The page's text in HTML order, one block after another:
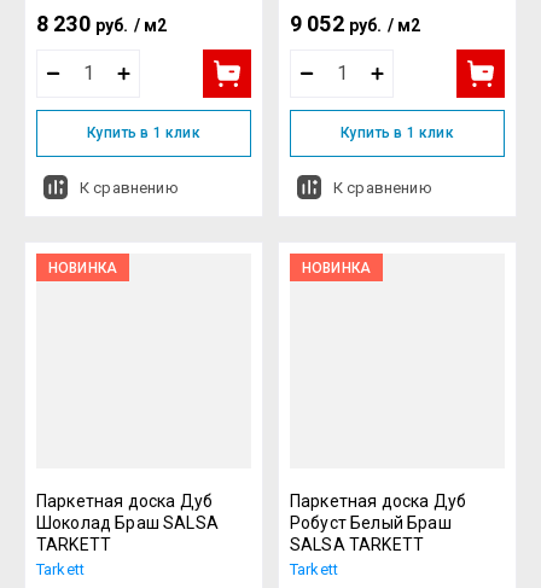
8 230 руб. / м2
Купить в 1 клик
К сравнению
9 052 руб. / м2
Купить в 1 клик
К сравнению
НОВИНКА
Паркетная доска Дуб
Шоколад Браш SALSA
TARKETT
Tarkett
НОВИНКА
Паркетная доска Дуб
Робуст Белый Браш
SALSA TARKETT
Tarkett